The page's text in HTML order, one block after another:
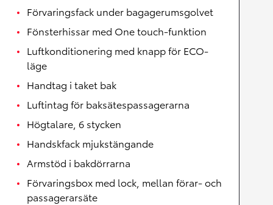
Förvaringsfack under bagagerumsgolvet
Fönsterhissar med One touch-funktion
Luftkonditionering med knapp för ECO-
läge
Handtag i taket bak
Luftintag för baksätespassagerarna
Högtalare, 6 stycken
Handskfack mjukstängande
Armstöd i bakdörrarna
Förvaringsbox med lock, mellan förar- och
passagerarsäte